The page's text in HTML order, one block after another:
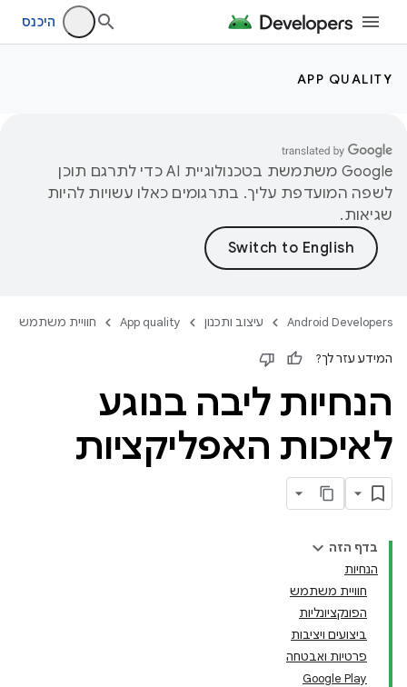
היכנס
APP QUALITY
‫Google משתמשת בטכנולוגיית AI כדי לתרגם תוכן
לשפה המועדפת עליך. בתרגומים כאלו עשויות להיות
שגיאות.
Android Developers עיצוב ותכנון App quality חוויית משתמש
המידע עזר לך?
הנחיות ליבה בנוגע
לאיכות האפליקציות
בדף הזה
הנחיות
חוויית משתמש
הפונקציונליות
ביצועים ויציבות
פרטיות ואבטחה
Google Play